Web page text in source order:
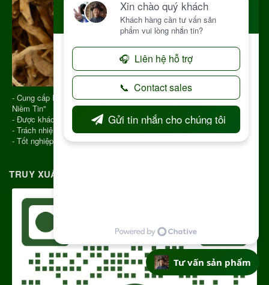
- Cung cấp Dược Liệu từ năm 2013 với Slogan "Vạn Chữ Tín Triệu
Niềm Tin"
- Được khách hàng đánh giá cao và nhận sự tin tưởng
- Trách nhiệm trên từng đơn hàng
- Tốt nghiệp Y Học Cổ Truyền, đúng chuyên ngành
TRUY XUẤT NGUỒN GỐC RÕ RÀNG
Tư vấn sản phẩm